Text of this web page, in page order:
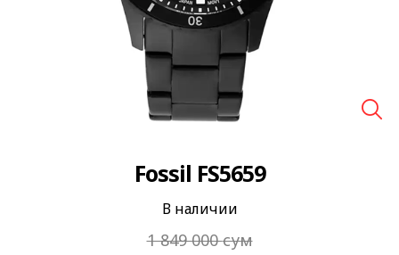
Fossil FS5659
В наличии
1 849 000сум